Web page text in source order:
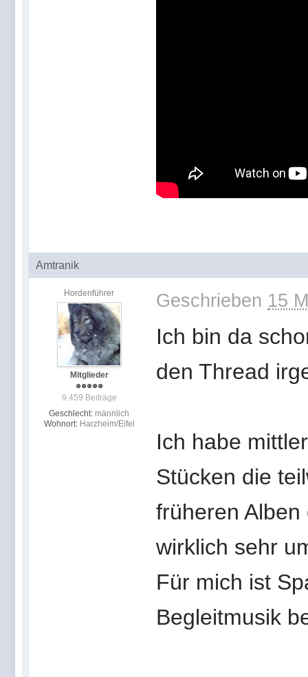
Amtranik
Hordenführer
Mitglieder
9.459 Beiträge
Geschlecht: männlich
Wohnort: Harzheim/Eifel
Geschrieben 15
Ich bin da
den Thread
Ich habe
Stücken die
früheren
wirklich sehr
Für mich ist
Begleitmusik